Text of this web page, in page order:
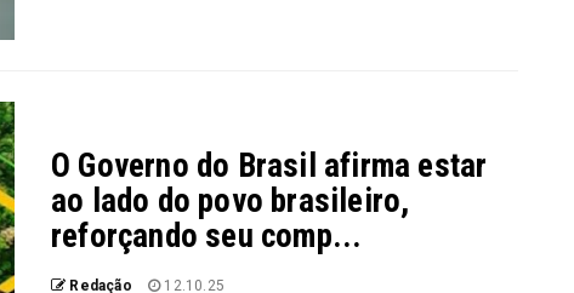
O Governo do Brasil afirma estar
ao lado do povo brasileiro,
reforçando seu comp...
Redação 12.10.25